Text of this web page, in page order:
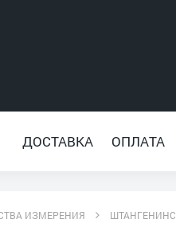
ДОСТАВКА ОПЛАТА
ИЗМЕРЕНИЯ